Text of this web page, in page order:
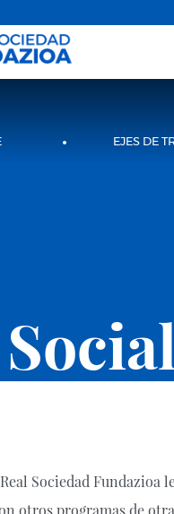
EJES DE
Sociedad
otros programas de